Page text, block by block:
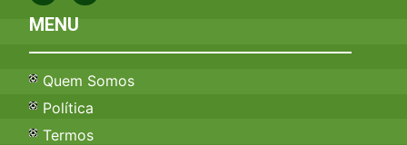
MENU
Quem Somos
Política
Termos